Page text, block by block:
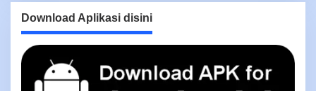
Download Aplikasi disini